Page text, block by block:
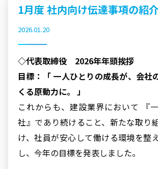
1月度 社内向け伝達事項の紹
2026.01.20
◇代表取締役 2026年年頭挨拶
目標：「 一人ひとりの成長が、会社
くる原動力に。 」
これからも、建設業界において 『
社』であり続けること、新たな取り
け、社員が安心して働ける環境を整
し、今年の目標を発表しました。